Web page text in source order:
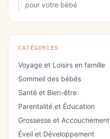
pour votre bébé
CATÉGORIES
Voyage et Loisirs en famille
Sommeil des bébés
Santé et Bien-être
Parentalité et Éducation
Grossesse et Accouchement
Éveil et Développement